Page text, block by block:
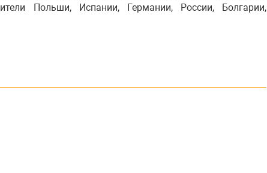
Польши, Испании, Германии, России, Болгарии,